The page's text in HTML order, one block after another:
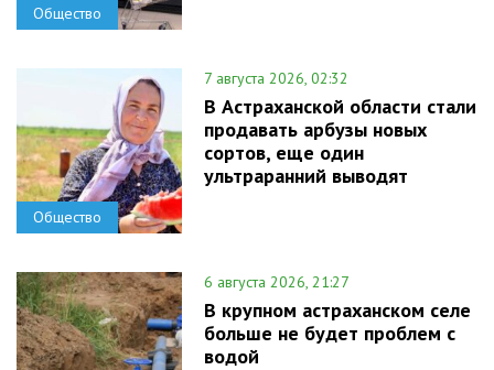
Общество
Общество
7 августа 2026, 02:32
В Астраханской области стали
продавать арбузы новых
сортов, еще один
ультраранний выводят
6 августа 2026, 21:27
В крупном астраханском селе
больше не будет проблем с
водой